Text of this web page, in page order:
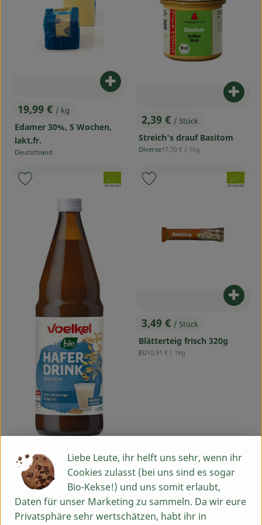
, Preis:
19,99 € / kg
Edamer 30%, 5 Wochen,
lakt.fr.
, Herkunft:
Deutschland
Produkt zum Warenkorb
, Preis:
2,39 € / Stück
Streich's drauf Basitom
, Herkunft:
Diverse, Referenzpreis:
17,70 € / 1kg
, Preis:
2,39 €
Haferdrink 0,75 Flasche
Produkt zum Warenkorb
, Verband:
, Kontrollstelle:
DE-ÖKO-007
Produkt zu Favouriten hinzufügen
, Preis:
3,49 € / Stück
Blätterteig frisch 320g
, Herkunft:
EU, Referenzpreis:
10,91 € / 1kg
, Verband:
, Kontrollstelle:
DE-ÖKO-006
Produkt zu Favouriten
Liebe Leute, ihr helft uns sehr, wenn ihr
Cookies zulasst (bei uns sind es sogar
Bio-Kekse!) und uns somit erlaubt,
Daten für unser Marketing zu sammeln. Da wir eure
Privatsphäre sehr wertschätzen, habt ihr in